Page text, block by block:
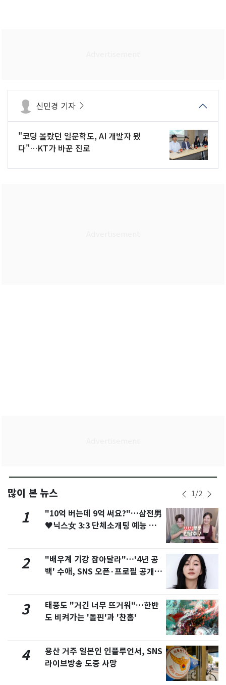
신민경 기자
"코딩 몰랐던 일문학도, AI 개발자 됐
다"…KT가 바꾼 진로
많이 본 뉴스 1/2
1
"10억 버는데 9억 써요?"…삼전男
♥닉스女 3:3 단체소개팅 예능 화
2
"배우계 기강 잡아달라"…'4년 공
백' 수애, SNS 오픈·프로필 공개
3
태풍도 "거긴 너무 뜨거워"…한반
도 비켜가는 '돌핀'과 '찬홈'
4
용산 거주 일본인 인플루언서, SNS
라이브방송 도중 사망